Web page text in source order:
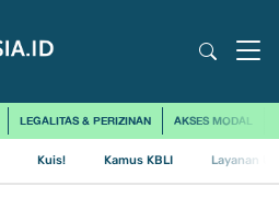
LEGALITAS & PERIZINAN AKSES MODAL
Kuis! Kamus KBLI Layanan